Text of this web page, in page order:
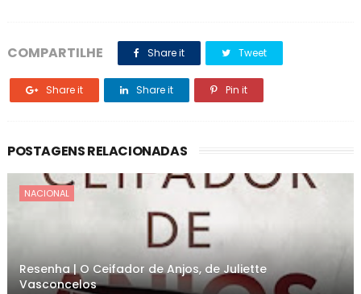
COMPARTILHE Share it Tweet
Share it Share it Pin it
POSTAGENS RELACIONADAS
NACIONAL
Resenha | O Ceifador de Anjos, de Juliette
Vasconcelos